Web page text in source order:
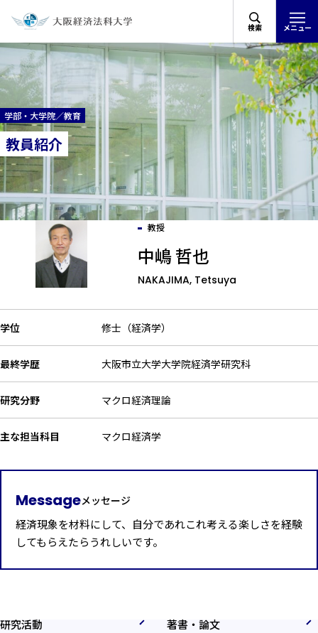
検索 メニュー
学部・大学院／教育
教員紹介
教授
中嶋 哲也
NAKAJIMA, Tetsuya
学位 修士（経済学）
最終学歴 大阪市立大学大学院経済学研究科
研究分野 マクロ経済理論
主な担当科目 マクロ経済学
Messageメッセージ
経済現象を材料にして、自分であれこれ考える楽しさを経験
してもらえたらうれしいです。
研究活動 著書・論文